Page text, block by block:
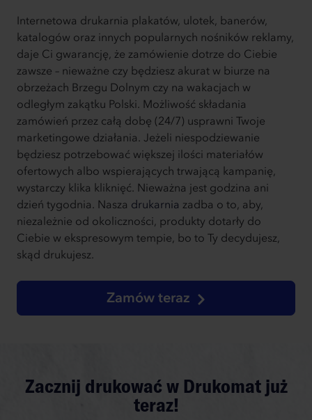
Internetowa drukarnia plakatów, ulotek, banerów,
katalogów oraz innych popularnych nośników reklamy,
daje Ci gwarancję, że zamówienie dotrze do Ciebie
zawsze – nieważne czy będziesz akurat w biurze na
obrzeżach Brzegu Dolnym czy na wakacjach w
odległym zakątku Polski. Możliwość składania
zamówień przez całą dobę (24/7) usprawni Twoje
marketingowe działania. Jeżeli niespodziewanie
będziesz potrzebować większej ilości materiałów
ofertowych albo wspierających trwającą kampanię,
wystarczy klika kliknięć. Nieważna jest godzina ani
dzień tygodnia. Nasza drukarnia zadba o to, aby,
niezależnie od okoliczności, produkty dotarły do
Ciebie w ekspresowym tempie, bo to Ty decydujesz,
skąd drukujesz.
Zamów teraz
Zacznij drukować w Drukomat już
teraz!